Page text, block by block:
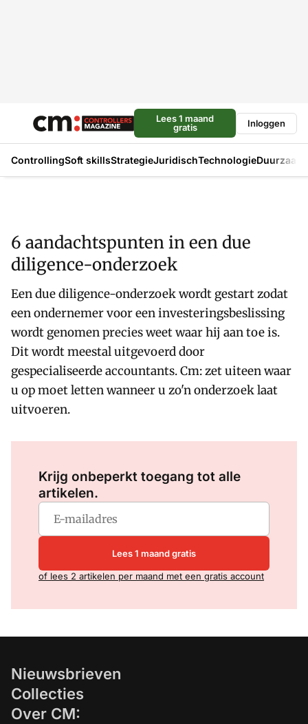
Lees 1 maand
gratis
Inloggen
ControllingSoft skillsStrategieJuridischTechnologie
6 aandachtspunten in een due
diligence-onderzoek
Een due diligence-onderzoek wordt gestart zodat
een ondernemer voor een investeringsbeslissing
wordt genomen precies weet waar hij aan toe is.
Dit wordt meestal uitgevoerd door
gespecialiseerde accountants. Cm: zet uiteen waar
u op moet letten wanneer u zo'n onderzoek laat
uitvoeren.
Krijg onbeperkt toegang tot alle
artikelen.
Lees 1 maand gratis
of lees 2 artikelen per maand met een gratis account
Nieuwsbrieven
Collecties
Over CM: